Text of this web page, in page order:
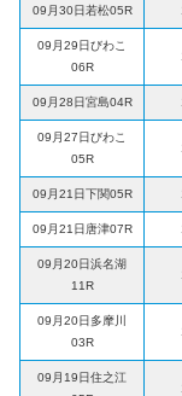
09月30日若松05R
09月29日びわこ
06R
09月28日宮島04R
09月27日びわこ
05R
09月21日下関05R
09月21日唐津07R
09月20日浜名湖
11R
09月20日多摩川
03R
09月19日住之江